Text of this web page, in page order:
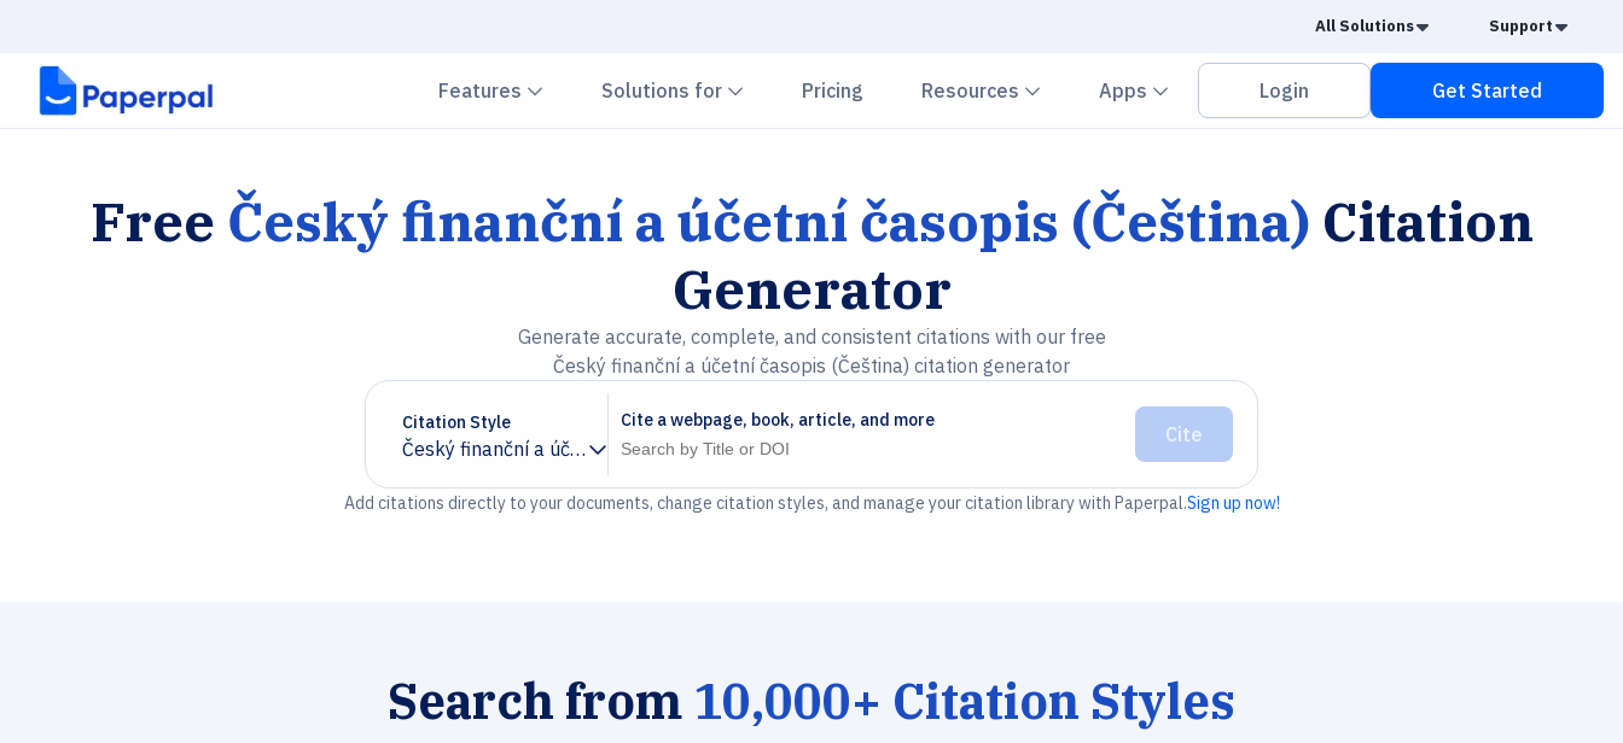
All Solutions Caret Down
Support
Features Chevron down
Solutions for Chevron down
Pricing Resources Chevron down
Apps Chevron down
Login Get Started
Free Český finanční a účetní časopis (Čeština) Citation
Generator
Generate accurate, complete, and consistent citations with our free
Český finanční a účetní časopis (Čeština) citation generator
Citation Style
Český finanční a účetní časopis (Čeština)
Chevron down
Cite a webpage, book, article, and more
Cite
Add citations directly to your documents, change citation styles, and manage your citation library with Paperpal.Sign up now!
Search from 10,000+ Citation Styles